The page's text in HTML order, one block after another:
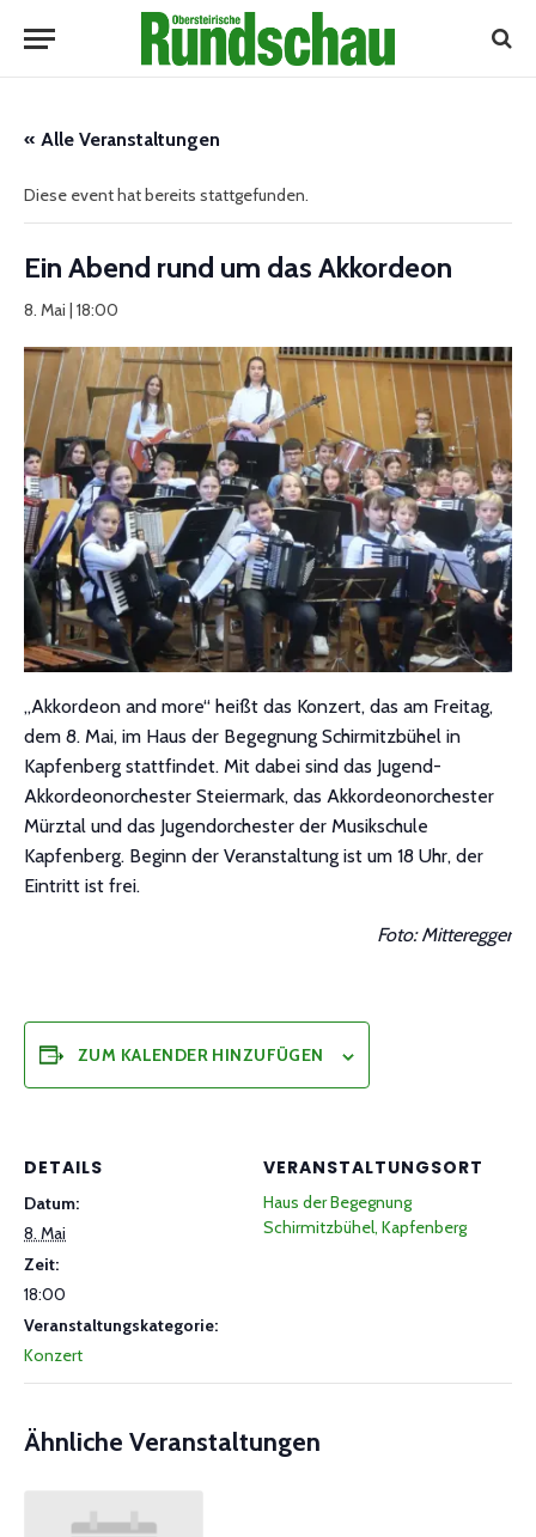
« Alle Veranstaltungen
Diese event hat bereits stattgefunden.
Ein Abend rund um das Akkordeon
8. Mai | 18:00
„Akkordeon and more“ heißt das Konzert, das am Freitag,
dem 8. Mai, im Haus der Begegnung Schirmitzbühel in
Kapfenberg stattfindet. Mit dabei sind das Jugend-
Akkordeonorchester Steiermark, das Akkordeonorchester
Mürztal und das Jugendorchester der Musikschule
Kapfenberg. Beginn der Veranstaltung ist um 18 Uhr, der
Eintritt ist frei.
Foto: Mitteregger
ZUM KALENDER HINZUFÜGEN
DETAILS
Datum:
8. Mai
Zeit:
18:00
Veranstaltungskategorie:
Konzert
VERANSTALTUNGSORT
Haus der Begegnung
Schirmitzbühel, Kapfenberg
Ähnliche Veranstaltungen